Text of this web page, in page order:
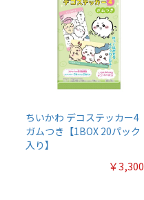
ちいかわ デコステッカー4
ガムつき【1BOX 20パック
入り】
￥3,300